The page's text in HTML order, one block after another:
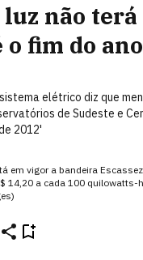
luz não
fim do
elétrico diz que
de Sudeste e
2012'
em vigor a bandeira
14,20 a cada 100 quilowatts-